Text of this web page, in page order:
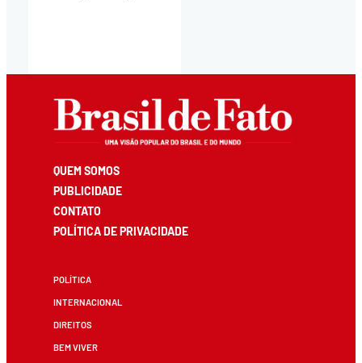
QUEM SOMOS
PUBLICIDADE
CONTATO
POLÍTICA DE PRIVACIDADE
POLÍTICA
INTERNACIONAL
DIREITOS
BEM VIVER